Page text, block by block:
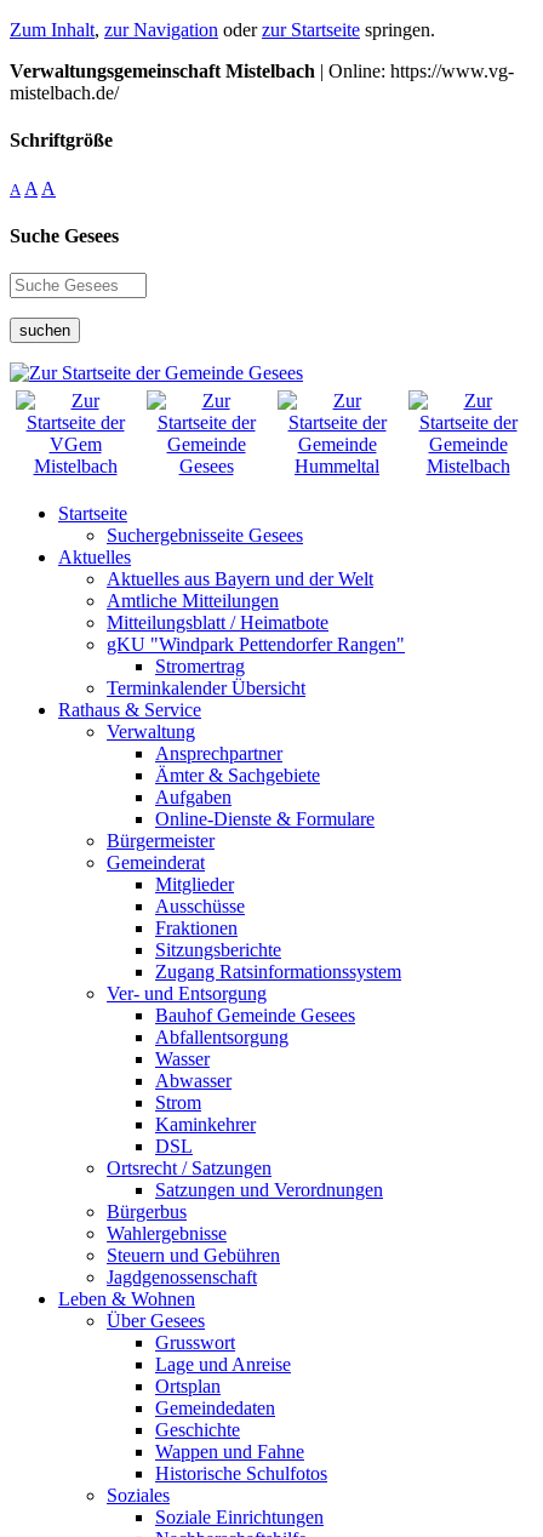
Zum Inhalt, zur Navigation oderzur Startseite springen.
Verwaltungsgemeinschaft Mistelbach | Online: https://www.vg-
mistelbach.de/
Schriftgröße
A A A
Suche Gesees
suchen
Startseite
Suchergebnisseite Gesees
Aktuelles
Aktuelles aus Bayern und der Welt
Amtliche Mitteilungen
Mitteilungsblatt / Heimatbote
gKU "Windpark Pettendorfer Rangen"
Stromertrag
Terminkalender Übersicht
Rathaus & Service
Verwaltung
Ansprechpartner
Ämter & Sachgebiete
Aufgaben
Online-Dienste & Formulare
Bürgermeister
Gemeinderat
Mitglieder
Ausschüsse
Fraktionen
Sitzungsberichte
Zugang Ratsinformationssystem
Ver- und Entsorgung
Bauhof Gemeinde Gesees
Abfallentsorgung
Wasser
Abwasser
Strom
Kaminkehrer
DSL
Ortsrecht / Satzungen
Satzungen und Verordnungen
Bürgerbus
Wahlergebnisse
Steuern und Gebühren
Jagdgenossenschaft
Leben & Wohnen
Über Gesees
Grusswort
Lage und Anreise
Ortsplan
Gemeindedaten
Geschichte
Wappen und Fahne
Historische Schulfotos
Soziales
Soziale Einrichtungen